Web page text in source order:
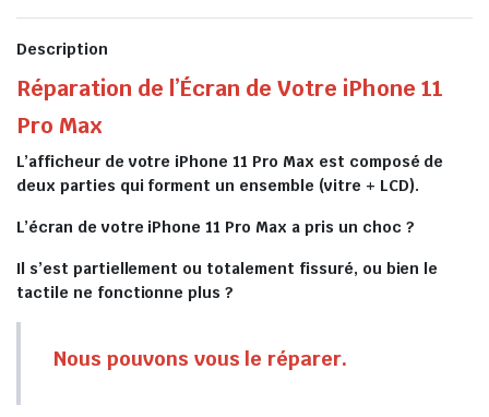
Description
Réparation de l’Écran de Votre iPhone 11
Pro Max
L’afficheur de votre iPhone 11 Pro Max est composé de
deux parties qui forment un ensemble (vitre + LCD).
L’écran de votre iPhone 11 Pro Max a pris un choc ?
Il s’est partiellement ou totalement fissuré, ou bien le
tactile ne fonctionne plus ?
Nous pouvons vous le réparer.